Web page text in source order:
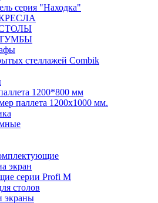
серия "Находка"
стеллажей Combik
1200*800 мм
паллета 1200х1000 мм.
экран
серии Profi M
столов
экраны